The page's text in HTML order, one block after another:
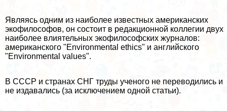
Являясь одним из наиболее известных американских
экофилософов, он состоит в редакционной коллегии двух
наиболее влиятельных экофилософских журналов:
американского "Environmental ethics" и английского
"Environmental values".
В СССР и странах СНГ труды ученого не переводились и
не издавались (за исключением одной статьи).